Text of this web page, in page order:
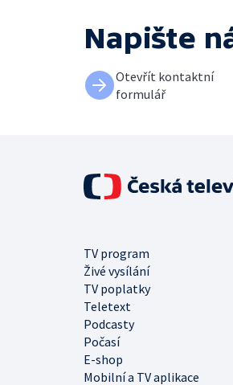
Napište
Otevřít kontaktní
formulář
TV program
Živé vysílání
TV poplatky
Teletext
Podcasty
Počasí
E-shop
Mobilní a TV aplikace